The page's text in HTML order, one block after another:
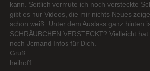
kann. Seitlich vermute ich noch versteckte
gibt es nur Videos, die mir nichts Neues
schon weiß. Unter dem Auslass ganz hinten
SCHRÄUBCHEN VERSTECKT? Vielleicht
noch Jemand Infos für Dich.
Gruß
heihof1